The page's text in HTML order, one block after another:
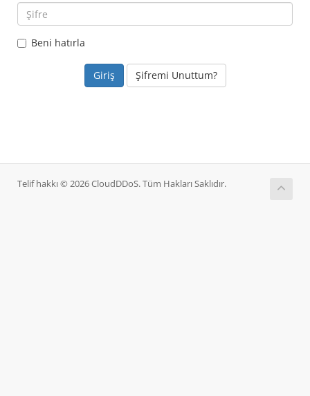
Beni hatırla
Şifremi Unuttum?
Telif hakkı © 2026 CloudDDoS. Tüm Hakları Saklıdır.